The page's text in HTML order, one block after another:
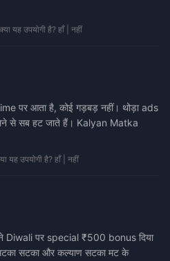
क्या यह उपयोगी है? हाँ | नहीं
पर आता है, कोई गड़बड़ नहीं। थोड़ा ads
से सब हट जाते हैं। Kalyan Matka
यह उपयोगी है? हाँ | नहीं
पर special ₹500 bonus दिया
सटका और कल्याण सटका मट के